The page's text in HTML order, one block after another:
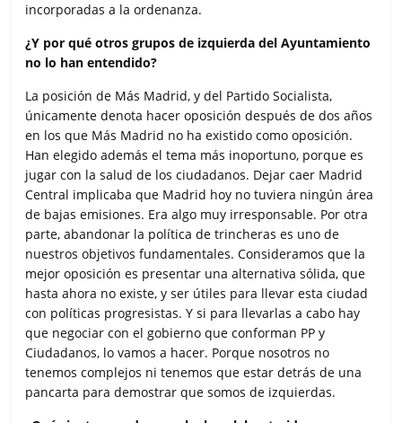
incorporadas a la ordenanza.
¿Y por qué otros grupos de izquierda del Ayuntamiento
no lo han entendido?
La posición de Más Madrid, y del Partido Socialista,
únicamente denota hacer oposición después de dos años
en los que Más Madrid no ha existido como oposición.
Han elegido además el tema más inoportuno, porque es
jugar con la salud de los ciudadanos. Dejar caer Madrid
Central implicaba que Madrid hoy no tuviera ningún área
de bajas emisiones. Era algo muy irresponsable. Por otra
parte, abandonar la política de trincheras es uno de
nuestros objetivos fundamentales. Consideramos que la
mejor oposición es presentar una alternativa sólida, que
hasta ahora no existe, y ser útiles para llevar esta ciudad
con políticas progresistas. Y si para llevarlas a cabo hay
que negociar con el gobierno que conforman PP y
Ciudadanos, lo vamos a hacer. Porque nosotros no
tenemos complejos ni tenemos que estar detrás de una
pancarta para demostrar que somos de izquierdas.